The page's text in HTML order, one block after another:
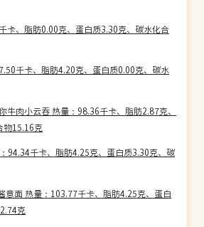
卡、脂肪0.00克、蛋白质3.30克、碳水化合
千卡、脂肪4.20克、蛋白质0.00克、碳水
牛肉小云吞 热量：98.36千卡、脂肪2.87克、
物15.16克
94.34千卡、脂肪4.25克、蛋白质3.30克、碳
意面 热量：103.77千卡、脂肪4.25克、蛋白
克